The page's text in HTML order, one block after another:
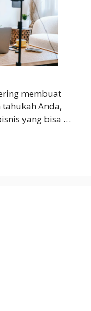
membuat
Anda,
yang bisa …